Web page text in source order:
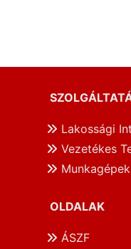
Lakossági
Vezetékes
Munkagépek
OLDALAK
ÁSZF